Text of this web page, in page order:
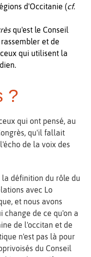
d'Occitanie (cf.
qu'est le Conseil
et de
qui utilisent la
?
qui ont pensé, au
qu'il fallait
de la voix des
la définition du rôle du
avec Lo
et nous avons
change de ce qu'on a
de l'occitan et de
n'est pas là pour
du Conseil